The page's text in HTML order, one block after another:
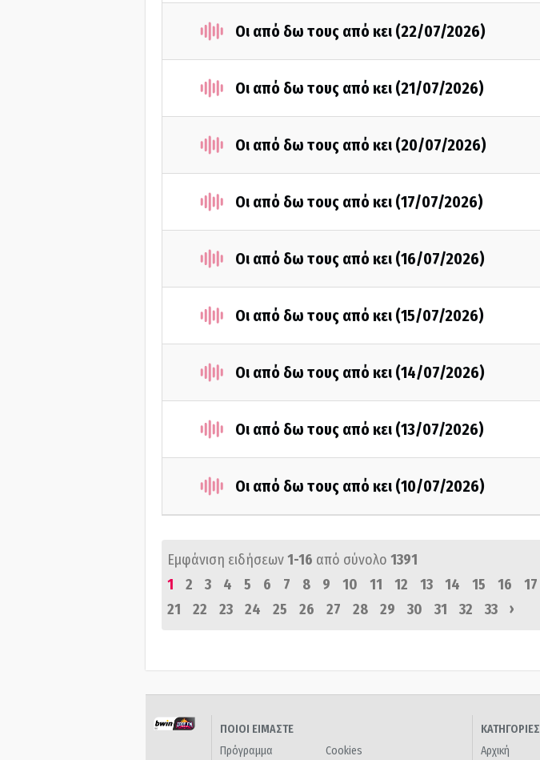
Οι από δω τους από κει (22/07/2026)
Οι από δω τους από κει (21/07/2026)
Οι από δω τους από κει (20/07/2026)
Οι από δω τους από κει (17/07/2026)
Οι από δω τους από κει (16/07/2026)
Οι από δω τους από κει (15/07/2026)
Οι από δω τους από κει (14/07/2026)
Οι από δω τους από κει (13/07/2026)
Οι από δω τους από κει (10/07/2026)
Εμφάνιση ειδήσεων1-16 από σύνολο 1391
1
2 3 4 5 6 7 8 9 10 11 12 13 14 15 16 17
21
22 23 24 25 26 27 28 29 30 31 32 33 ›
ΠΟΙΟΙ ΕΙΜΑΣΤΕ
Πρόγραμμα
Cookies
ΚΑΤΗΓΟΡΙΕΣ
Αρχική